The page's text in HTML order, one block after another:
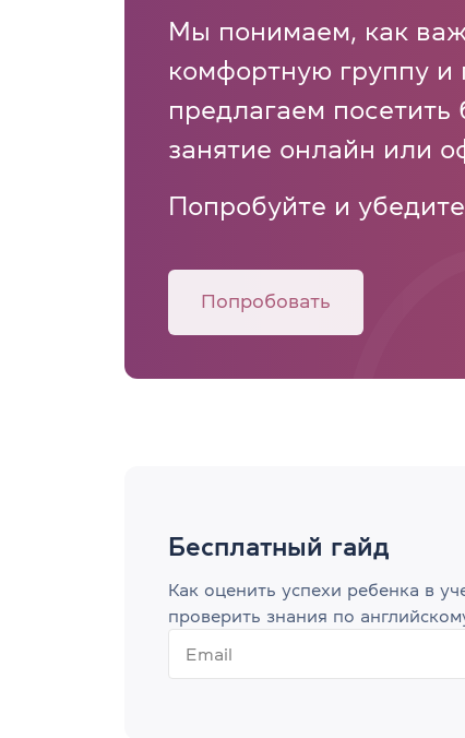
Мы понимаем, как
комфортную группу и
предлагаем
занятие онлайн или
Попробуйте и
Попробовать
Бесплатный гайд
Как оценить успехи ребенка в
проверить знания по